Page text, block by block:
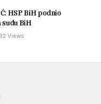
HSP BiH podnio
BiH
Views